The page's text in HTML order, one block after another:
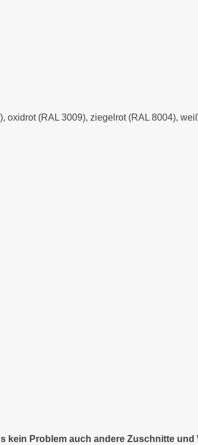
oxidrot (RAL 3009), ziegelrot (RAL 8004),
kein Problem auch andere Zuschnitte